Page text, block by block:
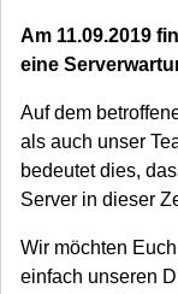
Am 11.09.2019
eine
Auf dem
als auch unser
bedeutet dies,
Server in dieser
Wir möchten
einfach unseren